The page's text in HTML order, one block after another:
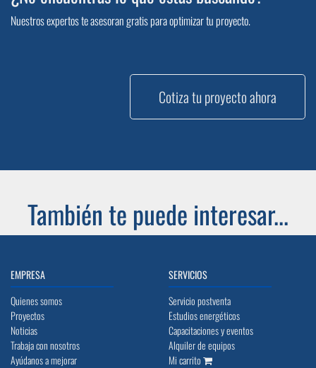
Nuestros expertos te asesoran gratis para optimizar tu proyecto.
Cotiza tu proyecto ahora
También te puede interesar...
EMPRESA
Quienes somos
Proyectos
Noticias
Trabaja con nosotros
Ayúdanos a mejorar
SERVICIOS
Servicio postventa
Estudios energéticos
Capacitaciones y eventos
Alquiler de equipos
Mi carrito